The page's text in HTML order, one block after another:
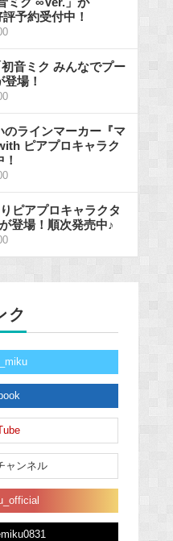
予約受付中！
音ミク みんなでプー
場！
のラインマーカー『マ
ピアプロキャラク
ピアプロキャラクタ
登場！順次発売中♪
ク
ャンネル